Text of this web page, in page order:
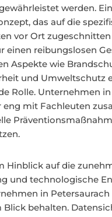
werden.
das auf die
vor Ort
einen reibungslosen
Aspekte wie
und Umweltschutz
Rolle. Unternehmen
eng mit Fachleuten
Hinblick auf die
und technologische
in Petersaurach
Blick behalten.